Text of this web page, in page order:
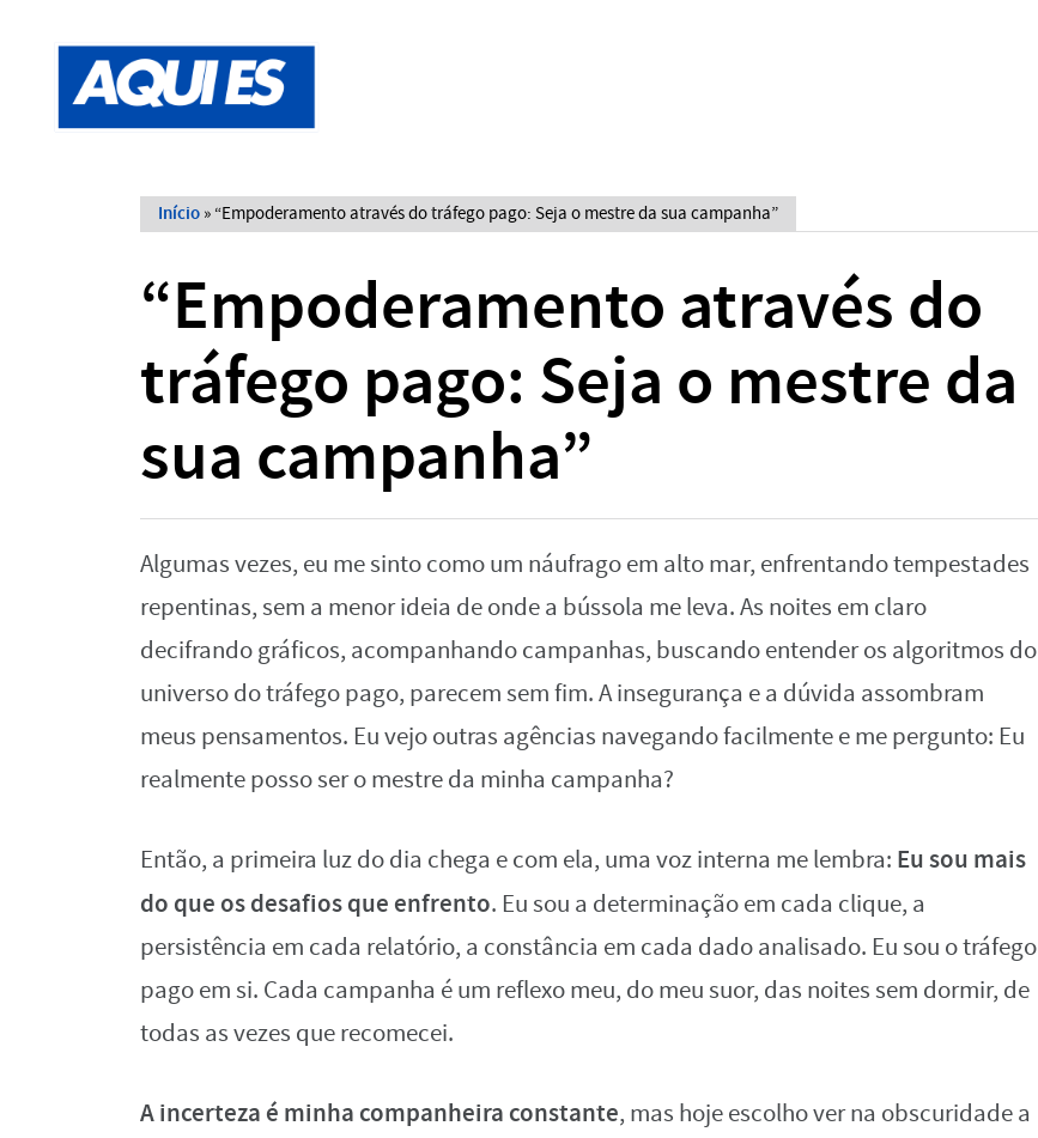
Início » “Empoderamento através do tráfego pago: Seja o mestre da sua campanha”
“Empoderamento através do
tráfego pago: Seja o mestre da
sua campanha”
Algumas vezes, eu me sinto como um náufrago em alto mar, enfrentando tempestades
repentinas, sem a menor ideia de onde a bússola me leva. As noites em claro
decifrando gráficos, acompanhando campanhas, buscando entender os algoritmos do
universo do tráfego pago, parecem sem fim. A insegurança e a dúvida assombram
meus pensamentos. Eu vejo outras agências navegando facilmente e me pergunto: Eu
realmente posso ser o mestre da minha campanha?
Então, a primeira luz do dia chega e com ela, uma voz interna me lembra: Eu sou mais
do que os desafios que enfrento. Eu sou a determinação em cada clique, a
persistência em cada relatório, a constância em cada dado analisado. Eu sou o tráfego
pago em si. Cada campanha é um reflexo meu, do meu suor, das noites sem dormir, de
todas as vezes que recomecei.
A incerteza é minha companheira constante, mas hoje escolho ver na obscuridade a